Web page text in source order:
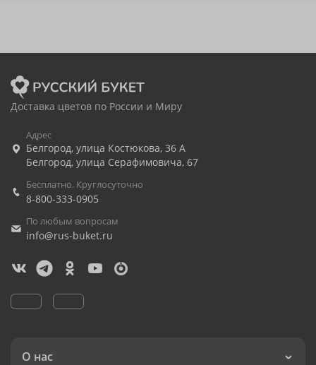
Доставка цветов по России и Миру
Адрес
Белгород, улица Костюкова, 36 А
Белгород, улица Серафимовича, 67
Бесплатно. Круглосуточно
8-800-333-0905
По любым вопросам
info@rus-buket.ru
О нас